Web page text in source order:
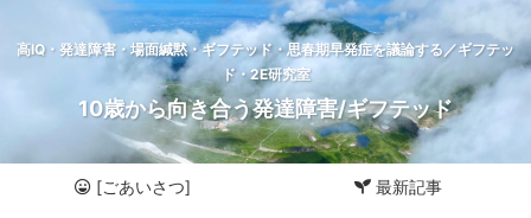
高IQ・発達障害・場面緘黙・ギフテッド・思春期早発症を議論する／ギフテッ
ド・2E研究室
10歳から向き合う発達障害/ギフテッド
[ごあいさつ] 最新記事